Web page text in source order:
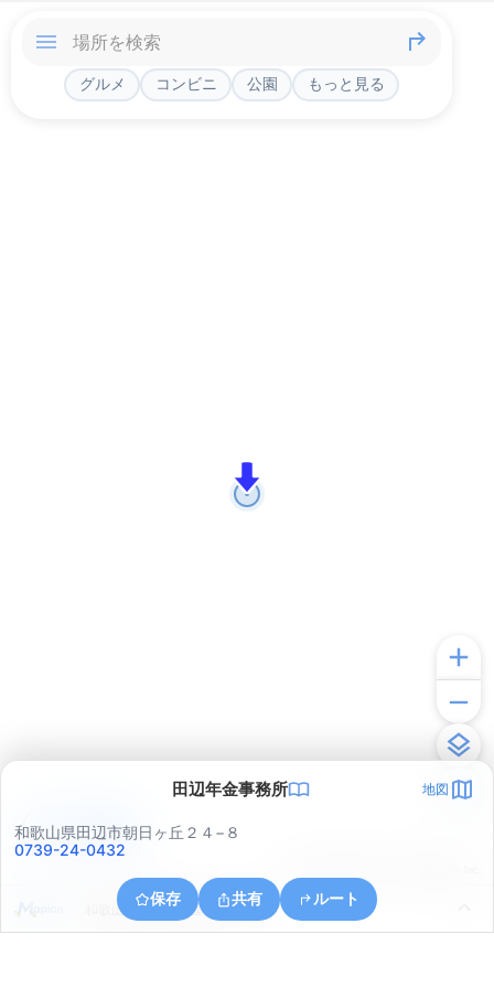
グルメ コンビニ 公園 もっと見る
田辺年金事務所 地図
和歌山県田辺市朝日ヶ丘２４−８
0739-24-0432
保存 共有 ルート
和歌山県田辺市上屋敷２丁目７
アプリで見る